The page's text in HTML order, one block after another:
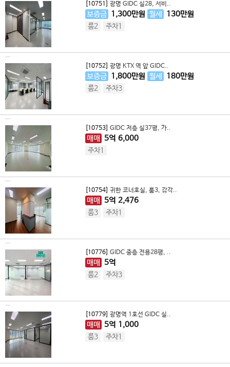
[10751] 광명 GIDC 실28, 서비..
보증금 1,300만원 월세 130만원
룸2 주차1
[10752] 광명 KTX 역 앞 GIDC..
보증금 1,800만원 월세 180만원
룸2 주차3
[10753] GIDC 저층 실37평, 가..
매매 5억 6,000
주차1
[10754] 귀한 코너호실, 룸3, 감각..
매매 5억 2,476
룸3 주차1
[10776] GIDC 중층 전용28평, ..
매매 5억
룸2 주차3
[10779] 광명역 1호선 GIDC 실..
매매 5억 1,000
룸3 주차1